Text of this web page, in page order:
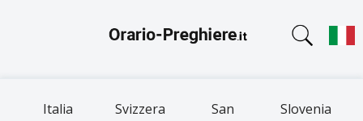
Italia Svizzera
San
Slovenia